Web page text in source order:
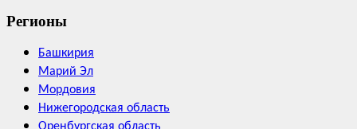
Регионы
Башкирия
Марий Эл
Мордовия
Нижегородская область